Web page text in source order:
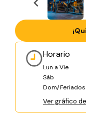
Horario
Lun a Vie
Sáb
Dom/Feriados
Ver gráfico